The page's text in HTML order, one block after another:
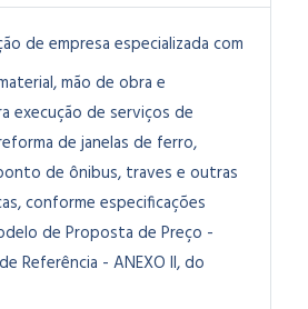
de empresa especializada com
mão de obra e
execução de serviços de
de janelas de ferro,
de ônibus, traves e outras
conforme especificações
de Proposta de Preço -
Referência - ANEXO II, do